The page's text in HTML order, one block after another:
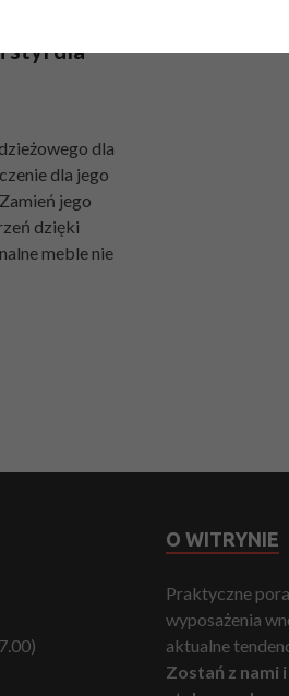
styl dla
dla
dla jego
jego
dzięki
meble nie
O WITRYNIE
Praktyczne
wyposażenia
aktualne
Zostań z nami